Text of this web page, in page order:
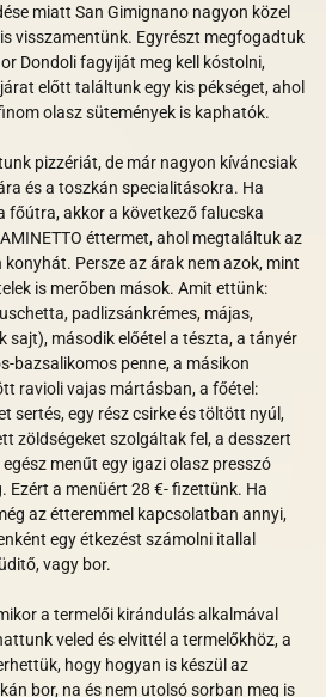
miatt San Gimignano nagyon közel
visszamentünk. Egyrészt megfogadtuk
Dondoli fagyiját meg kell kóstolni,
előtt találtunk egy kis pékséget, ahol
olasz sütemények is kaphatók.
pizzériát, de már nagyon kíváncsiak
és a toszkán specialitásokra. Ha
főútra, akkor a következő falucska
éttermet, ahol megtaláltuk az
Persze az árak nem azok, mint
is merőben mások. Amit ettünk:
padlizsánkrémes, májas,
sajt), második előétel a tészta, a tányér
bazsalikomos penne, a másikon
ravioli vajas mártásban, a főétel:
sertés, egy rész csirke és töltött nyúl,
zöldségeket szolgáltak fel, a desszert
menűt egy igazi olasz presszó
Ezért a menüért 28 €- fizettünk. Ha
az étteremmel kapcsolatban annyi,
egy étkezést számolni itallal
vagy bor.
a termelői kirándulás alkalmával
veled és elvittél a termelőkhöz, a
hogy hogyan is készül az
bor, na és nem utolsó sorban meg is